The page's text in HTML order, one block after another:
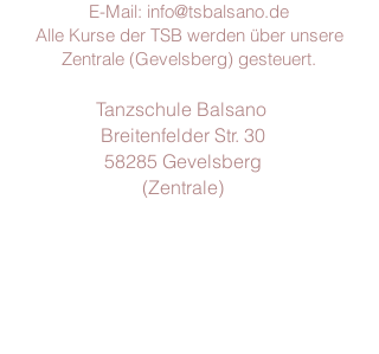
E-Mail: info@tsbalsano.de
Alle Kurse der TSB werden über unsere
Zentrale (Gevelsberg) gesteuert.
Tanzschule Balsano
Breitenfelder Str. 30
58285 Gevelsberg
(Zentrale)